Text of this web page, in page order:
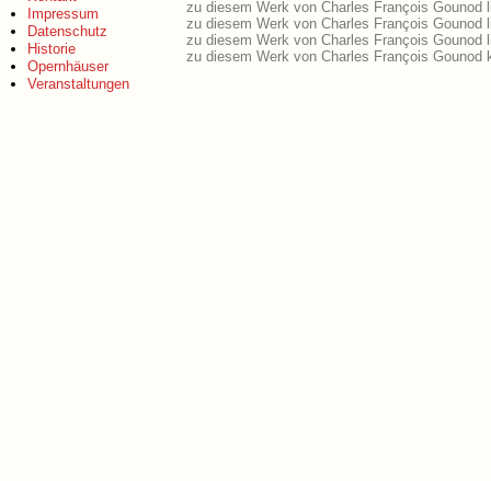
Impressum
Datenschutz
Historie
Opernhäuser
Veranstaltungen
zu diesem Werk von Charles François Gounod
zu diesem Werk von Charles François Gounod
zu diesem Werk von Charles François Gounod
zu diesem Werk von Charles François Gounod